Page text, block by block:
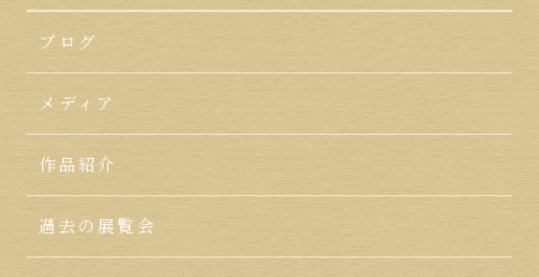
ブログ
メディア
作品紹介
過去の展覧会